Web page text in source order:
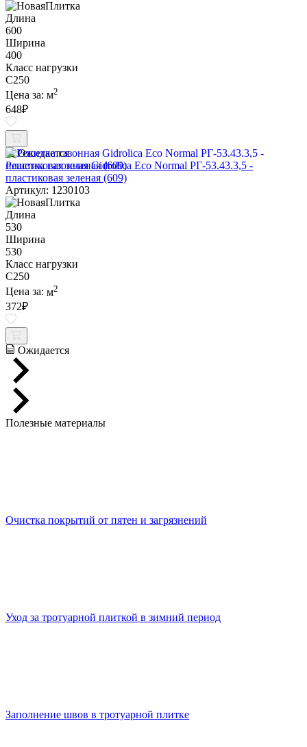
Длина
600
Ширина
400
Класс нагрузки
C250
Цена за: м2
648₽
Ожидается
Решетка газонная Gidrolica Eco Normal РГ-53.43.3,5 -
пластиковая зеленая (609)
Артикул: 1230103
Длина
530
Ширина
530
Класс нагрузки
C250
Цена за: м2
372₽
Ожидается
Полезные материалы
Очистка покрытий от пятен и загрязнений
Уход за тротуарной плиткой в зимний период
Заполнение швов в тротуарной плитке